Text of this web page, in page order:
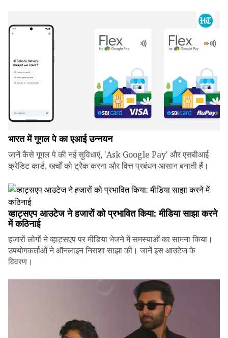
भारत में गूगल पे का एआई उन्नयन
जानें कैसे गूगल पे की नई सुविधाएं, 'Ask Google Pay' और एसबीआई
क्रेडिट कार्ड, खर्चों को ट्रैक करना और वित्त प्रबंधन आसान बनाती हैं।
व्हाट्सएप आउटेज ने हजारों को प्रभावित किया: मीडिया साझा करने
में कठिनाई
हजारों लोगों ने व्हाट्सएप पर मीडिया भेजने में समस्याओं का सामना किया।
उपयोगकर्ताओं ने ऑनलाइन निराशा साझा की। जानें इस आउटेज के
विवरण।